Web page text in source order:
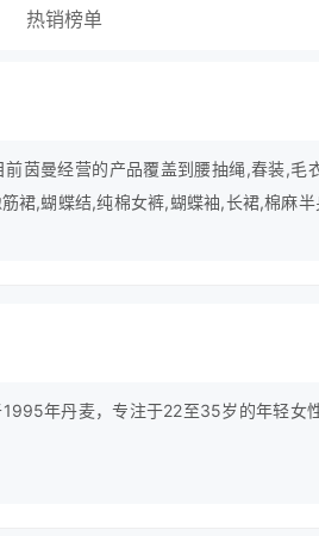
热销榜单
茵曼经营的产品覆盖到腰抽绳,春装,毛
裙,蝴蝶结,纯棉女裤,蝴蝶袖,长裙,棉麻
年丹麦，专注于22至35岁的年轻女